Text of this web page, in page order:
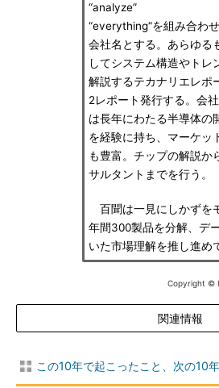
“analyze”
“everything“を組み合わ
会社名とする。あらゆる
してシステム構造やトレ
解説するテカナリエレポ
2レポート発行する。会
は長年にわたる半導体の
を経験に持ち、マーケッ
も豊富。チップの解説か
サルタントまでを行う。
百聞は一見にしかずを
年間300製品を分解、デ
いた市場理解を推し進め
Copyright ©
関連情報
この10年で起こったこと、次の10